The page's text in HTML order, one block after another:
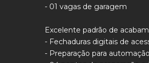
- 01 vagas de garagem
Excelente padrão de
- Fechaduras digitais de
- Preparação para automação